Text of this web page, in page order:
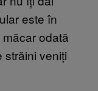
este în
odată
străini veniți